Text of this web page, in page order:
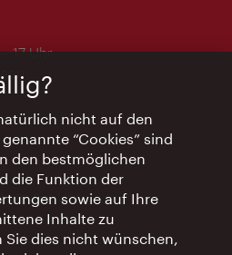
17 Uhr
um die Uhr
nicht auf den
“Cookies” sind
den bestmöglichen
die Funktion der
sowie auf Ihre
Inhalte zu
dies nicht wünschen,